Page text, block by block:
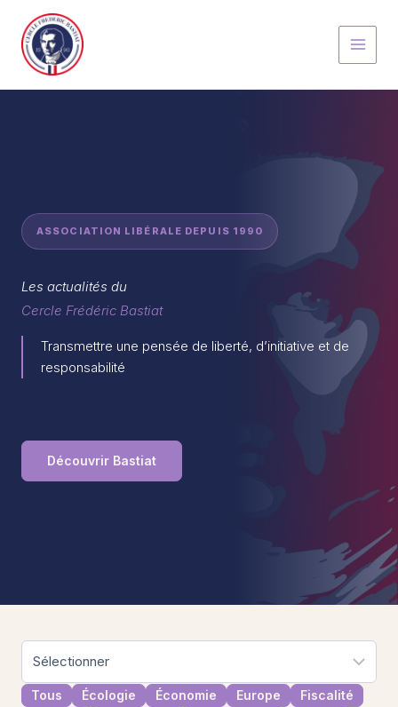
contenu
ASSOCIATION LIBÉRALE DEPUIS 1990
Les actualités du
Cercle Frédéric Bastiat
Transmettre une pensée de liberté, d’initiative et de
responsabilité
Découvrir Bastiat
Tous Écologie Économie Europe
Fiscalité